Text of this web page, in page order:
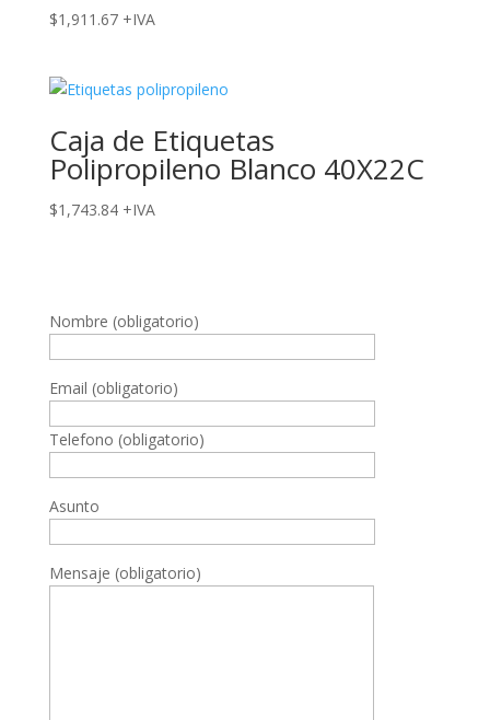
$1,911.67 +IVA
Caja de Etiquetas
Polipropileno Blanco 40X22C
$1,743.84 +IVA
Nombre (obligatorio)
Email (obligatorio)
Telefono (obligatorio)
Asunto
Mensaje (obligatorio)